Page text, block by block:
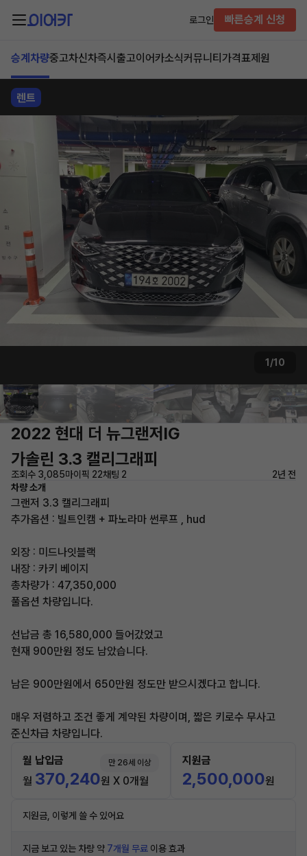
로그인 빠른승계 신청
승계차량중고차신차즉시출고이어카소식커뮤니티 가격표제원
렌트
1/10
2022 현대 더 뉴그랜저IG
가솔린 3.3 캘리그래피
조회수 3,085마이픽 22채팅 2
2년 전
차량 소개
그랜저 3.3 캘리그래피
추가옵션 : 빌트인캠 + 파노라마 썬루프 , hud
외장 : 미드나잇블랙
내장 : 카키 베이지
총차량가 : 47,350,000
풀옵션 차량입니다.
선납금 총 16,580,000 들어갔었고
현재 900만원 정도 남았습니다.
남은 900만원에서 650만원 정도만 받으시겠다고 합니다.
매우 저렴하고 조건 좋게 계약된 차량이며, 짧은 키로수 무사고
준신차급 차량입니다.
월 납입금 만 26세 이상
월 370,240원 X 0개월
지원금
2,500,000원
지원금, 이렇게 쓸 수 있어요
지금 보고 있는 차량 약 7개월 무료 이용 효과